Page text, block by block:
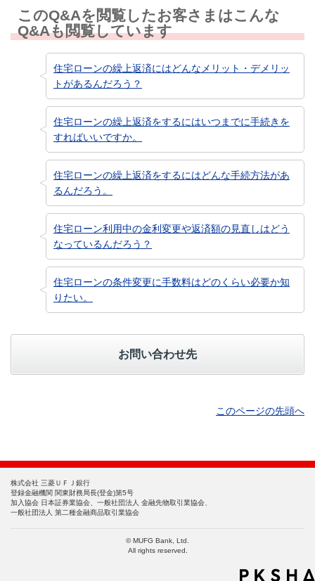
このQ&Aを閲覧したお客さまはこんな
Q&Aも閲覧しています
住宅ローンの繰上返済にはどんなメリット・デメリッ
トがあるんだろう？
住宅ローンの繰上返済をするにはいつまでに手続きを
すればいいですか。
住宅ローンの繰上返済をするにはどんな手続方法があ
るんだろう。
住宅ローン利用中の金利変更や返済額の見直しはどう
なっているんだろう？
住宅ローンの条件変更に手数料はどのくらい必要か知
りたい。
お問い合わせ先
このページの先頭へ
株式会社 三菱ＵＦＪ銀行
登録金融機関 関東財務局長(登金)第5号
加入協会 日本証券業協会、一般社団法人 金融先物取引業協会、
一般社団法人 第二種金融商品取引業協会
© MUFG Bank, Ltd.
All rights reserved.